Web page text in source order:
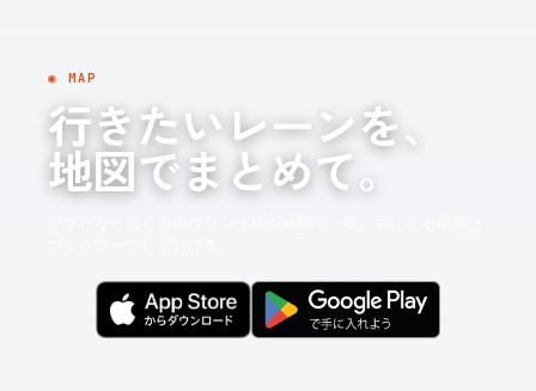
◉ MAP
行きたいレーンを、
地図でまとめて。